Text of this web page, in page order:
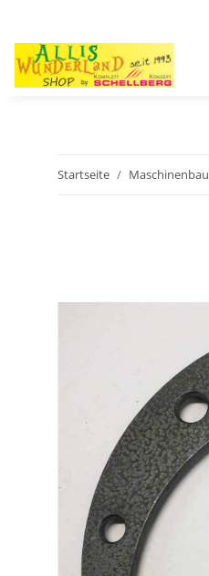
Startseite Maschinenbau